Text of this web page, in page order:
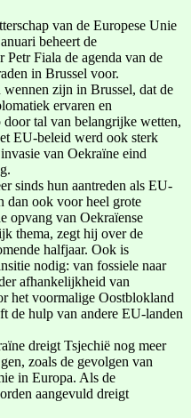
van de Europese Unie
beheert de
Petr Fiala de agenda van de
in Brussel voor.
zijn in Brussel, dat de
ervaren en
door tal van belangrijke wetten,
EU-beleid werd ook sterk
van Oekraïne eind
sinds hun aantreden als EU-
dan ook voor heel grote
opvang van Oekraïense
thema, zegt hij over de
halfjaar. Ook is
nodig: van fossiele naar
afhankelijkheid van
het voormalige Oostblokland
de hulp van andere EU-landen
dreigt Tsjechië nog meer
zoals de gevolgen van
in Europa. Als de
aangevuld dreigt